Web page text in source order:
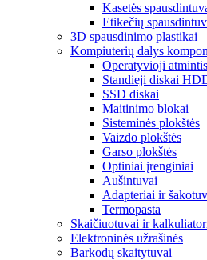
Kasetės
Etikečių
3D spausdinimo plastikai
Kompiuterių dalys
Operatyvioji
Standieji diskai
SSD diskai
Maitinimo blokai
Sisteminės plokštės
Vaizdo plokštės
Garso plokštės
Optiniai įrenginiai
Aušintuvai
Adapteriai ir
Termopasta
Skaičiuotuvai ir
Elektroninės užrašinės
Barkodų skaitytuvai